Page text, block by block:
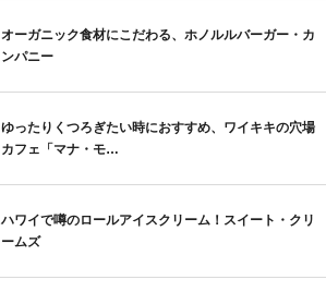
オーガニック食材にこだわる、ホノルルバーガー・カ
ンパニー
ゆったりくつろぎたい時におすすめ、ワイキキの穴場
カフェ「マナ・モ…
ハワイで噂のロールアイスクリーム！スイート・クリ
ームズ